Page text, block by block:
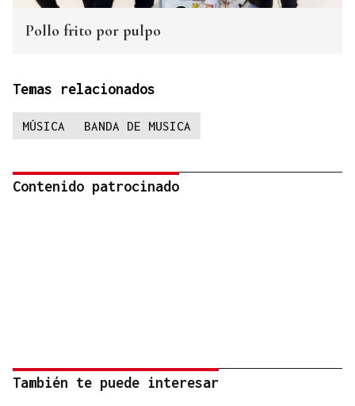
Pollo frito por pulpo
Temas relacionados
MÚSICA BANDA DE MUSICA
Contenido patrocinado
También te puede interesar